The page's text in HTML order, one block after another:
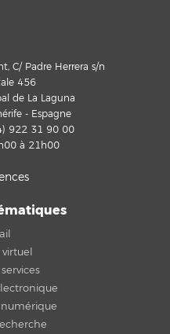
C/ Padre Herrera s/n
456
de La Laguna
- Espagne
922 31 90 00
à 21h00